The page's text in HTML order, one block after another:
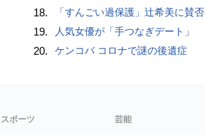
18. 「すんごい過保護」辻希美に賛否
19. 人気女優が「手つなぎデート」
20. ケンコバ コロナで謎の後遺症
スポーツ 芸能